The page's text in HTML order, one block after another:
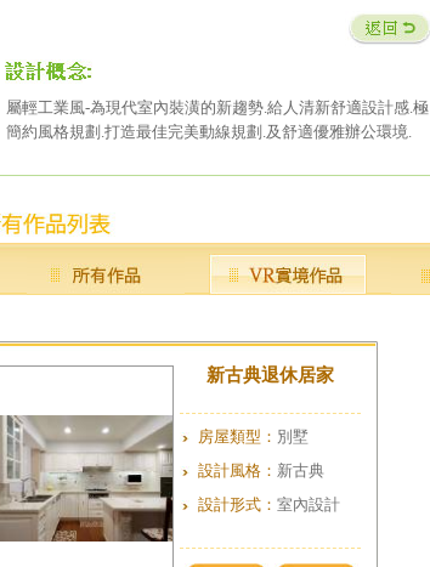
屬輕工業風-為現代室內裝潢的新趨勢.給人清新舒適設計感.極
簡約風格規劃.打造最佳完美動線規劃.及舒適優雅辦公環境.
新古典退休居家
房屋類型： 別墅
設計風格： 新古典
設計形式： 室內設計